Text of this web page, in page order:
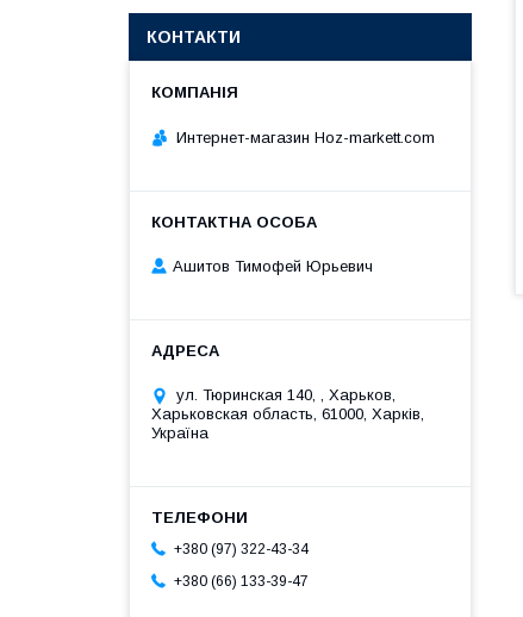
КОНТАКТИ
Интернет-магазин Hoz-markett.com
Ашитов Тимофей Юрьевич
ул. Тюринская 140, , Харьков,
Харьковская область, 61000, Харків,
Україна
+380 (97) 322-43-34
+380 (66) 133-39-47